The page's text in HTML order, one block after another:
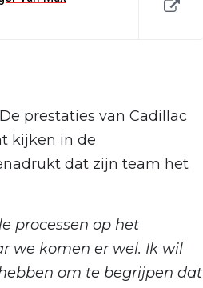
prestaties van Cadillac
kijken in de
dat zijn team het
processen op het
we komen er wel. Ik wil
om te begrijpen dat